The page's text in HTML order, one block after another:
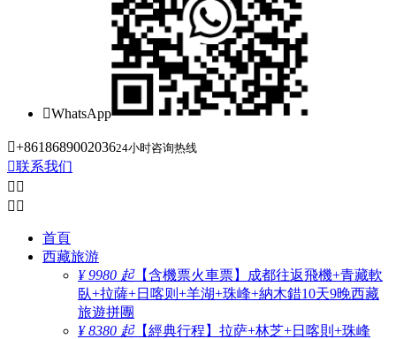
WhatsApp
+861868900203624小时咨询热线
联系我们
 
 
首頁
西藏旅游
¥ 9980 起【含機票火車票】成都往返飛機+青藏軟
臥+拉薩+日喀则+羊湖+珠峰+納木錯10天9晚西藏
旅遊拼團
¥ 8380 起【經典行程】拉萨+林芝+日喀則+珠峰